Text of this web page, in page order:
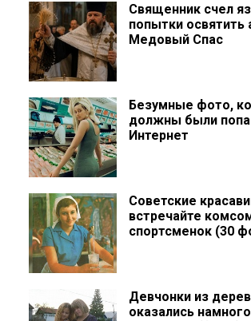
Священник счел
попытки освятить
Медовый Спас
Безумные фото,
должны были
Интернет
Советские
встречайте
спортсменок (30
Девчонки из
оказались